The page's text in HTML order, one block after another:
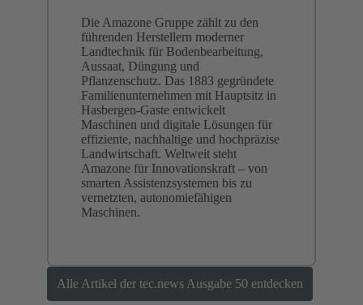
Die Amazone Gruppe zählt zu den
führenden Herstellern moderner
Landtechnik für Bodenbearbeitung,
Aussaat, Düngung und
Pflanzenschutz. Das 1883 gegründete
Familienunternehmen mit Hauptsitz in
Hasbergen-Gaste entwickelt
Maschinen und digitale Lösungen für
effiziente, nachhaltige und hochpräzise
Landwirtschaft. Weltweit steht
Amazone für Innovationskraft – von
smarten Assistenzsystemen bis zu
vernetzten, autonomiefähigen
Maschinen.
Alle Artikel der tec.news Ausgabe 50 entdecken